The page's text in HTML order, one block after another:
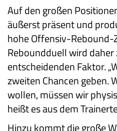
Auf den großen
äußerst präsent und
hohe Offensiv-Rebound-
Reboundduell wird daher
entscheidenden Faktor.
zweiten Chancen geben.
wollen, müssen wir
heißt es aus dem
Hinzu kommt die große